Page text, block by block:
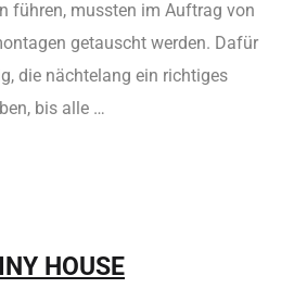
führen, mussten im Auftrag von
getauscht werden. Dafür
die nächtelang ein richtiges
bis alle …
HOUSE